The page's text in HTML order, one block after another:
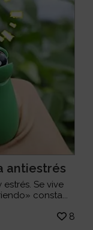
antiestrés
Se vive
consta...
8